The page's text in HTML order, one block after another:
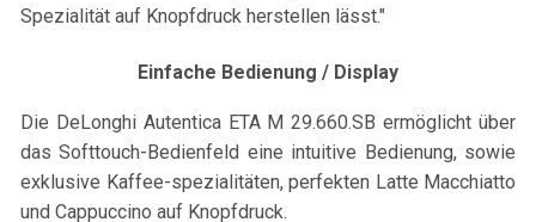
Spezialität auf Knopf­druck her­stellen lässt."​
Einfache Bedienung / Display
Die DeLonghi Autentica ETA M 29.660.SB ermöglicht über
das Softtouch-Bedienfeld eine intuitive Bedienung, sowie
exklusive Kaffee-spezialitäten, perfekten Latte Macchiatto
und Cappuccino auf Knopfdruck.